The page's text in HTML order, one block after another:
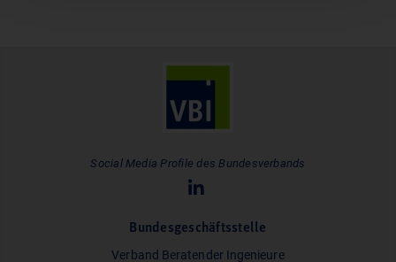
Social Media Profile des Bundesverbands
Bundesgeschäftsstelle
Verband Beratender Ingenieure